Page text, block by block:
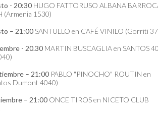
- 20:30 HUGO FATTORUSO ALBANA
(Armenia 1530)
– 21:00 SANTULLO en CAFÉ VINILO (Gorriti
- 20.30 MARTIN BUSCAGLIA en SANTOS
– 21:00 PABLO "PINOCHO" ROUTIN en
Dumont 4040)
– 21:00 ONCE TIROS en NICETO CLUB